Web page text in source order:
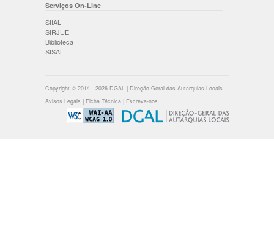
Serviços On-Line
SIIAL
SIRJUE
Biblioteca
SISAL
Copyright © 2014 - 2026 DGAL | Direção-Geral das Autarquias Locais
Avisos Legais | Ficha Técnica | Escreva-nos